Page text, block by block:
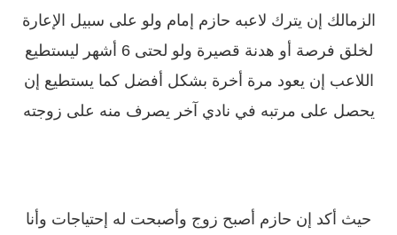
الزمالك إن يترك لاعبه حازم إمام ولو على سبيل الإعارة
لخلق فرصة أو هدنة قصيرة ولو لحتى 6 أشهر ليستطيع
اللاعب إن يعود مرة أخرة بشكل أفضل كما يستطيع إن
يحصل على مرتبه في نادي آخر يصرف منه على زوجته
حيث أكد إن حازم أصبح زوج وأصبحت له إحتياجات وأنا